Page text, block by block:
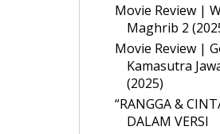
Movie Review |
Maghrib 2
Movie Review |
Kamasutra
(2025)
“RANGGA &
DALAM VERSI